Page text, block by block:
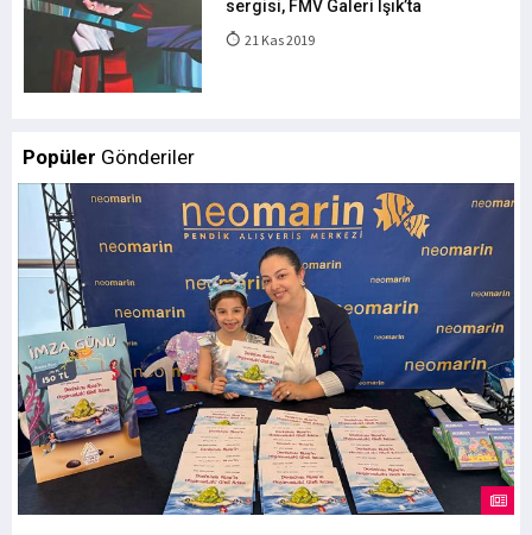
sergisi, FMV Galeri Işık’ta
21 Kas 2019
Popüler Gönderiler